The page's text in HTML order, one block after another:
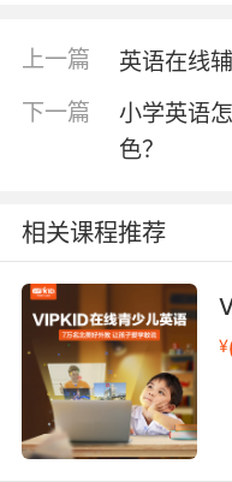
多得之选了。因此
提供的外教国籍和
准。
上一篇 英语在线
下一篇
小学英语
色？
相关课程推荐
¥